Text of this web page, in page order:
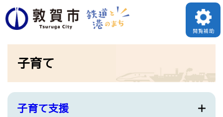
ペ
ー
頭
メニューを飛ばして本文へ
閲覧補助
子育て
子育て支援